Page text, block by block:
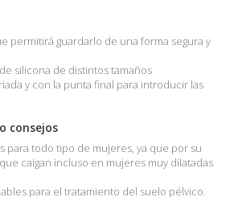
permitirá guardarlo de una forma segura y
silicona de distintos tamaños
y con la punta final para introducir las
consejos
para todo tipo de mujeres, ya que por su
caigan incluso en mujeres muy dilatadas
para el tratamiento del suelo pélvico.